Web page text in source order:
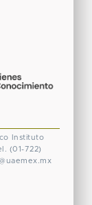
Instituto
(01-722)